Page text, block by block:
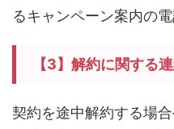
るキャンペーン案内の
【3】解約に関する
契約を途中解約する場